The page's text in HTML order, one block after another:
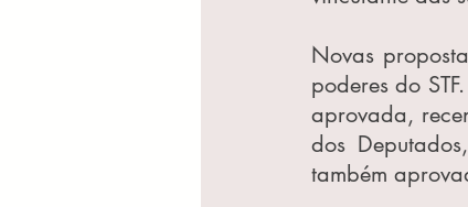
Novas
poderes do
aprovada,
dos
também